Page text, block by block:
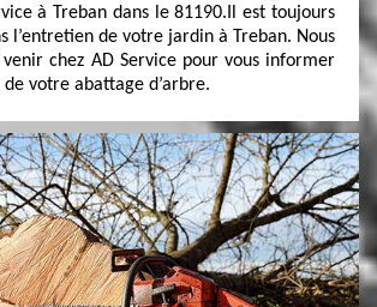
à Treban dans le 81190.Il est toujours
l’entretien de votre jardin à Treban. Nous
chez AD Service pour vous informer
votre abattage d’arbre.